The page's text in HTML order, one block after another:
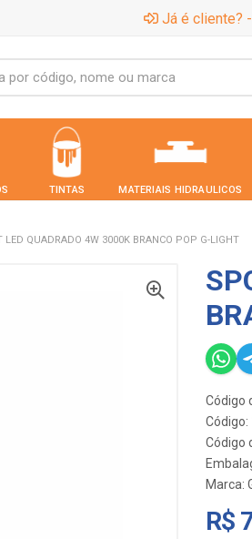
Já é cliente?
TINTAS MATERIAIS HIDRAULICOS
LED QUADRADO 4W 3000K BRANCO POP G-LIGHT
Código
Código:
Código
Marca:
R$